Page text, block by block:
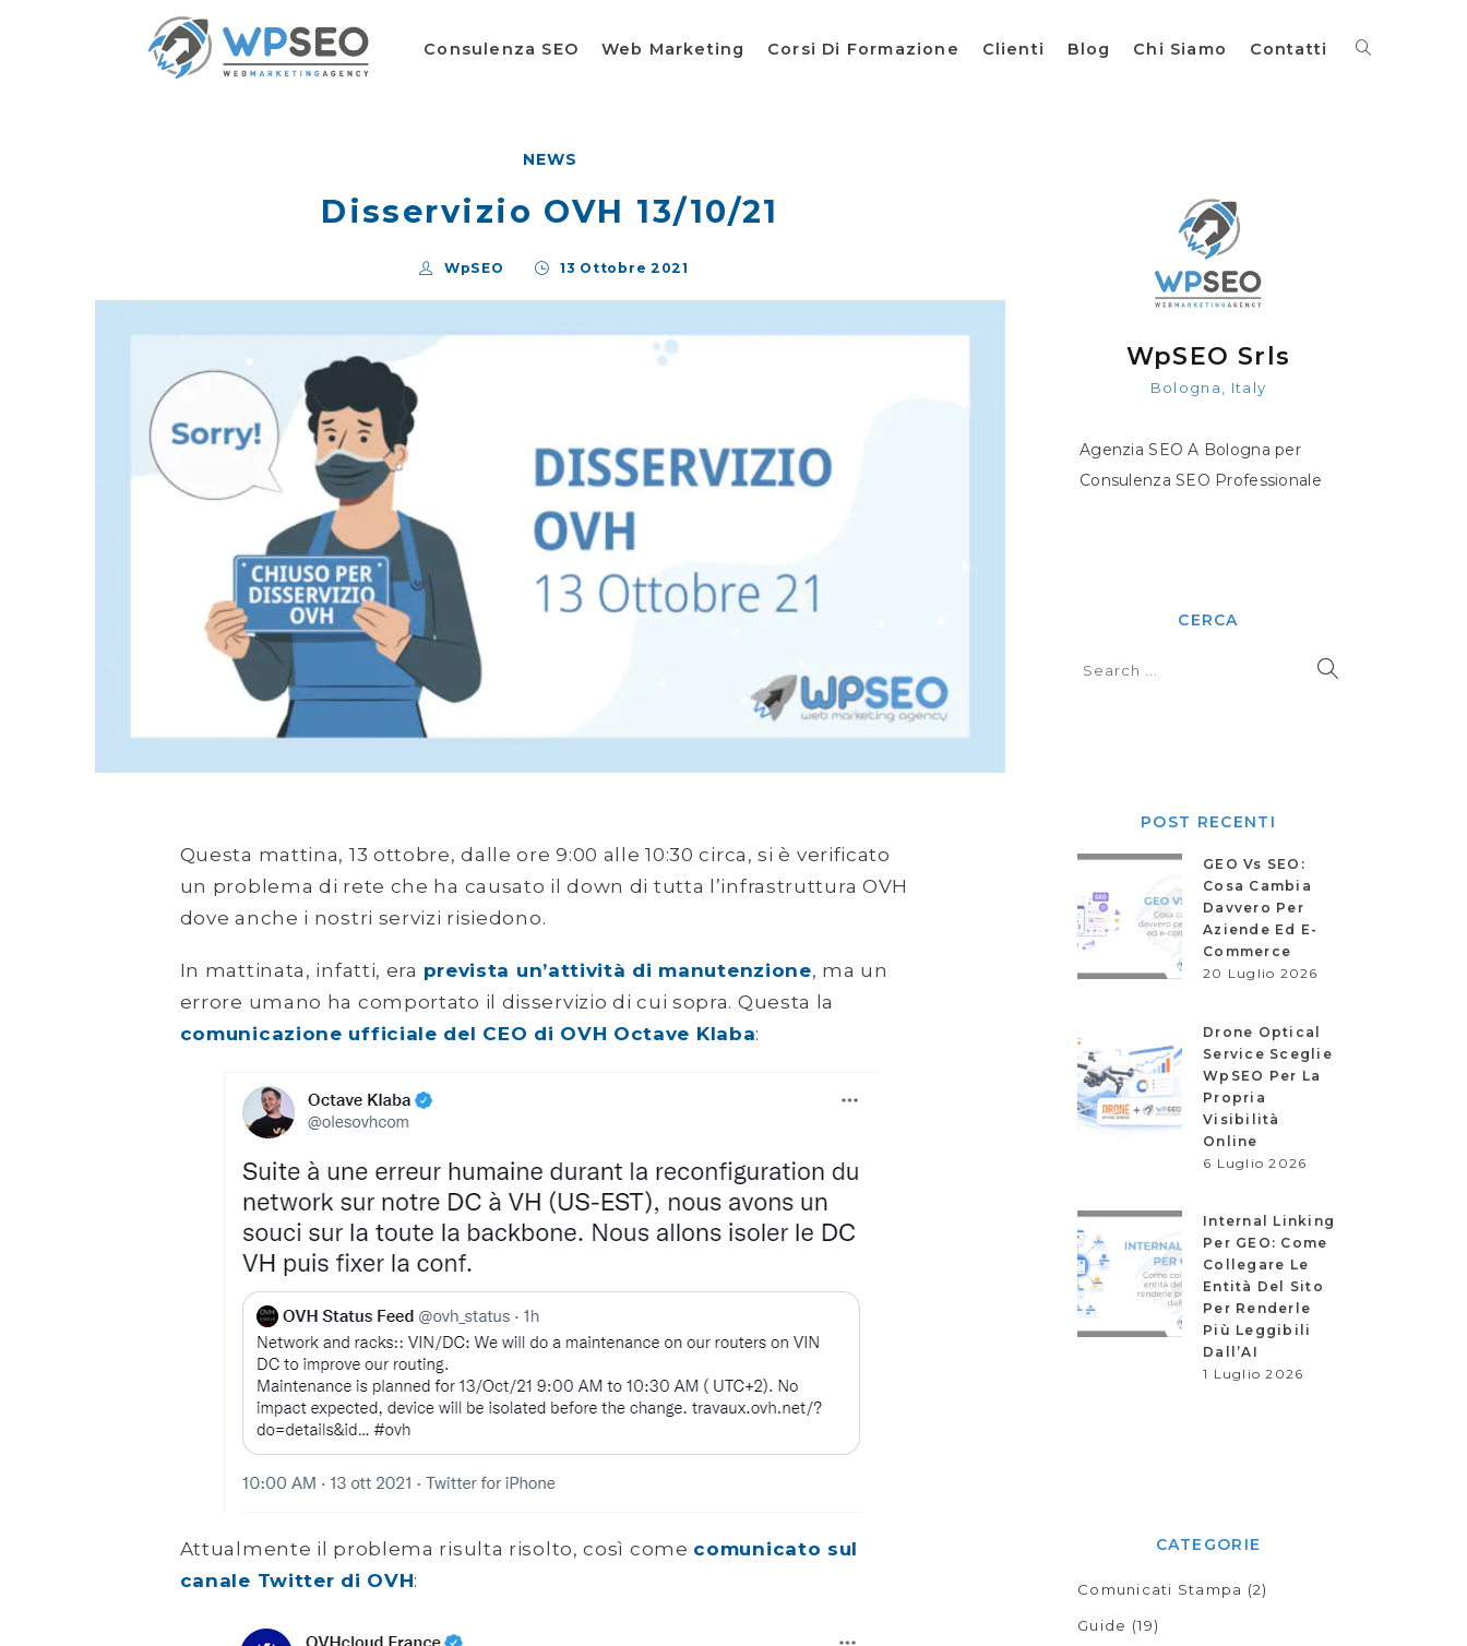
Consulenza SEO Web Marketing Corsi Di Formazione Clienti Blog Chi Siamo Contatti
NEWS
Disservizio OVH 13/10/21
WpSEO 13 Ottobre 2021
Questa mattina, 13 ottobre, dalle ore 9:00 alle 10:30 circa, si è verificato
un problema di rete che ha causato il down di tutta l’infrastruttura OVH
dove anche i nostri servizi risiedono.
In mattinata, infatti, era prevista un’attività di manutenzione, ma un
errore umano ha comportato il disservizio di cui sopra. Questa la
comunicazione ufficiale del CEO di OVH Octave Klaba:
Attualmente il problema risulta risolto, così come comunicato sul
canale Twitter di OVH:
WpSEO Srls
Bologna, Italy
Agenzia SEO A Bologna per
Consulenza SEO Professionale
CERCA
POST RECENTI
GEO Vs SEO:
Cosa Cambia
Davvero Per
Aziende Ed E-
Commerce
20 Luglio 2026
Drone Optical
Service Sceglie
WpSEO Per La
Propria
Visibilità
Online
6 Luglio 2026
Internal Linking
Per GEO: Come
Collegare Le
Entità Del Sito
Per Renderle
Più Leggibili
Dall’AI
1 Luglio 2026
CATEGORIE
Comunicati Stampa (2)
Guide (19)